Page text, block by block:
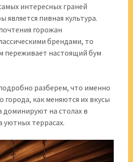
интересных граней
является пивная культура.
горожан
брендами, то
переживает настоящий бум
разберем, что именно
как меняются их вкусы
доминируют на столах в
уютных террасах.